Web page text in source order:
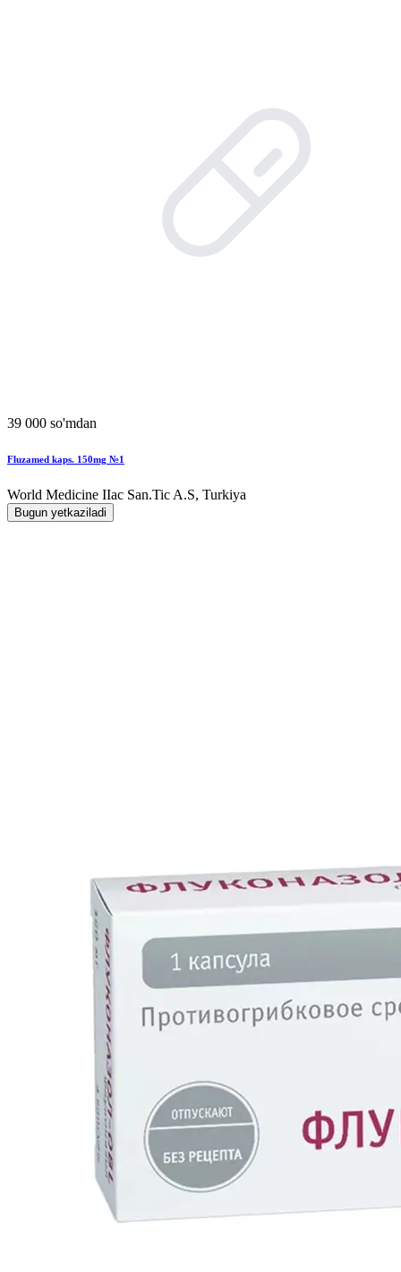
39 000 so'mdan
Fluzamed kaps. 150mg №1
World Мedicine IIac San.Tic A.S, Turkiya
Bugun yetkaziladi